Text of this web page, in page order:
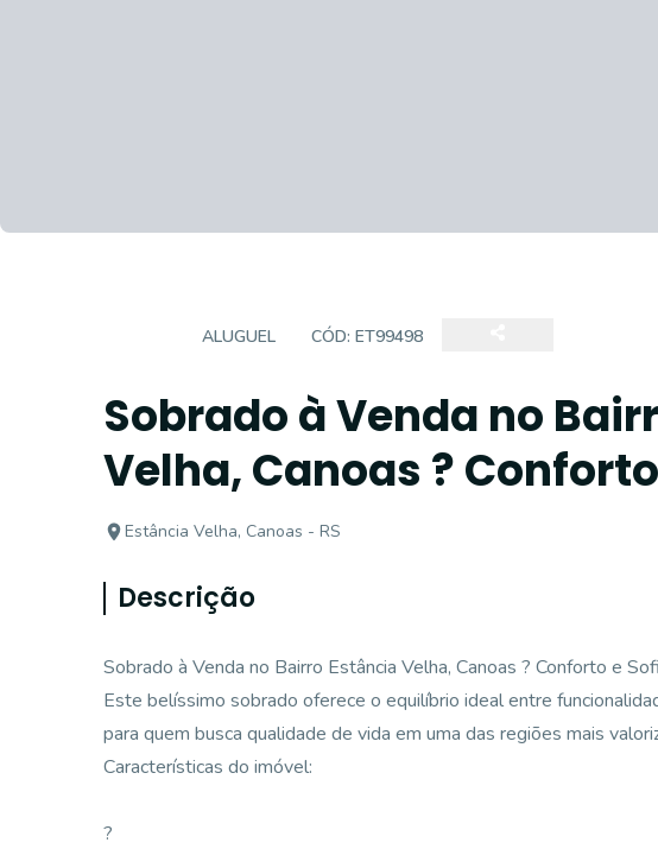
ALUGUEL CÓD: ET99498
Sobrado à Venda no
Velha, Canoas ? Conforto
Estância Velha, Canoas - RS
Descrição
Sobrado à Venda no Bairro Estância Velha, Canoas ? Conforto e
Este belíssimo sobrado oferece o equilíbrio ideal entre
para quem busca qualidade de vida em uma das regiões mais
Características do imóvel:
?